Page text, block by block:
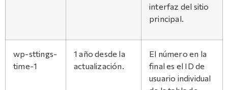
interfaz del sitio
principal.
wp-sttings-
time-1
1 año desde la
actualización.
El número en la
final es el ID de
usuario individual